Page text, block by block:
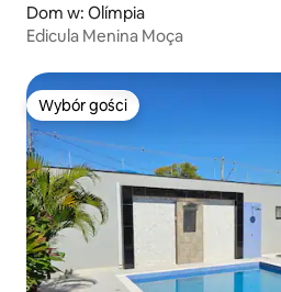
Dom w: Olímpia
Edicula Menina Moça
Wybór gości
Wybór gości